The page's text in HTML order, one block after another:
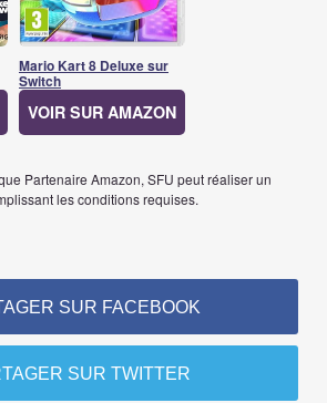
Mario Kart 8 Deluxe sur
Switch
VOIR SUR AMAZON
Partenaire Amazon, SFU peut réaliser un
les conditions requises.
SUR FACEBOOK
SUR TWITTER